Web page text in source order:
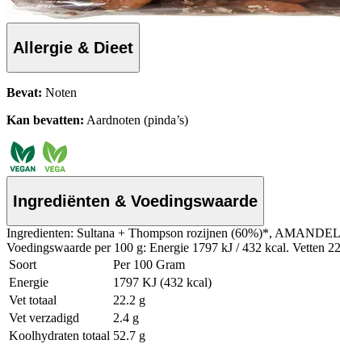
Allergie & Dieet
Bevat: Noten
Kan bevatten: Aardnoten (pinda’s)
Ingrediënten & Voedingswaarde
Ingredienten: Sultana + Thompson rozijnen (60%)*,
Voedingswaarde per 100 g: Energie 1797 kJ / 432 kcal. Vetten
Soort
Per 100 Gram
Energie
1797 KJ (432 kcal)
Vet totaal
22.2 g
Vet verzadigd
2.4 g
Koolhydraten totaal 52.7 g